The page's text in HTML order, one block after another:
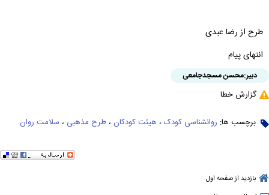
طرح از رضا عبدی
انتهای پیام
دبیر:محسن مسجدجامعی
گزارش خطا
برچسب ها: روانشناسی کودک ، هیئت کودکان ، طرح مذهبی ، سلامت روان
بازدید از صفحه اول